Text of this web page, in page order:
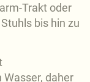
Trakt oder
bis hin zu
daher